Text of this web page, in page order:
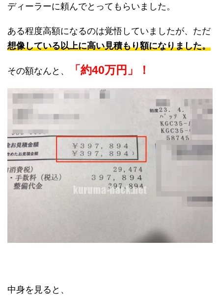
ディーラーに頼んでとってもらいました。
ある程度高額になるのは覚悟していましたが、ただ
想像している以上に高い見積もり額になりました。
その額なんと、 「約40万円」！
中身を見ると、